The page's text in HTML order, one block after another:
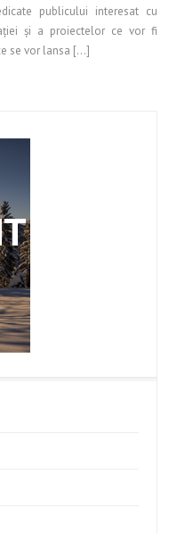
publicului interesat cu
şi a proiectelor ce vor fi
se vor lansa […]